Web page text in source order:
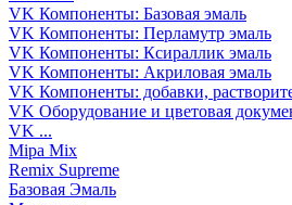
VK Компоненты: Базовая эмаль
VK Компоненты: Перламутр эмаль
VK Компоненты: Ксираллик эмаль
VK Компоненты: Акриловая эмаль
VK Компоненты: добавки,
VK Оборудование и цветовая
VK ...
Mipa Mix
Remix Supreme
Базовая Эмаль